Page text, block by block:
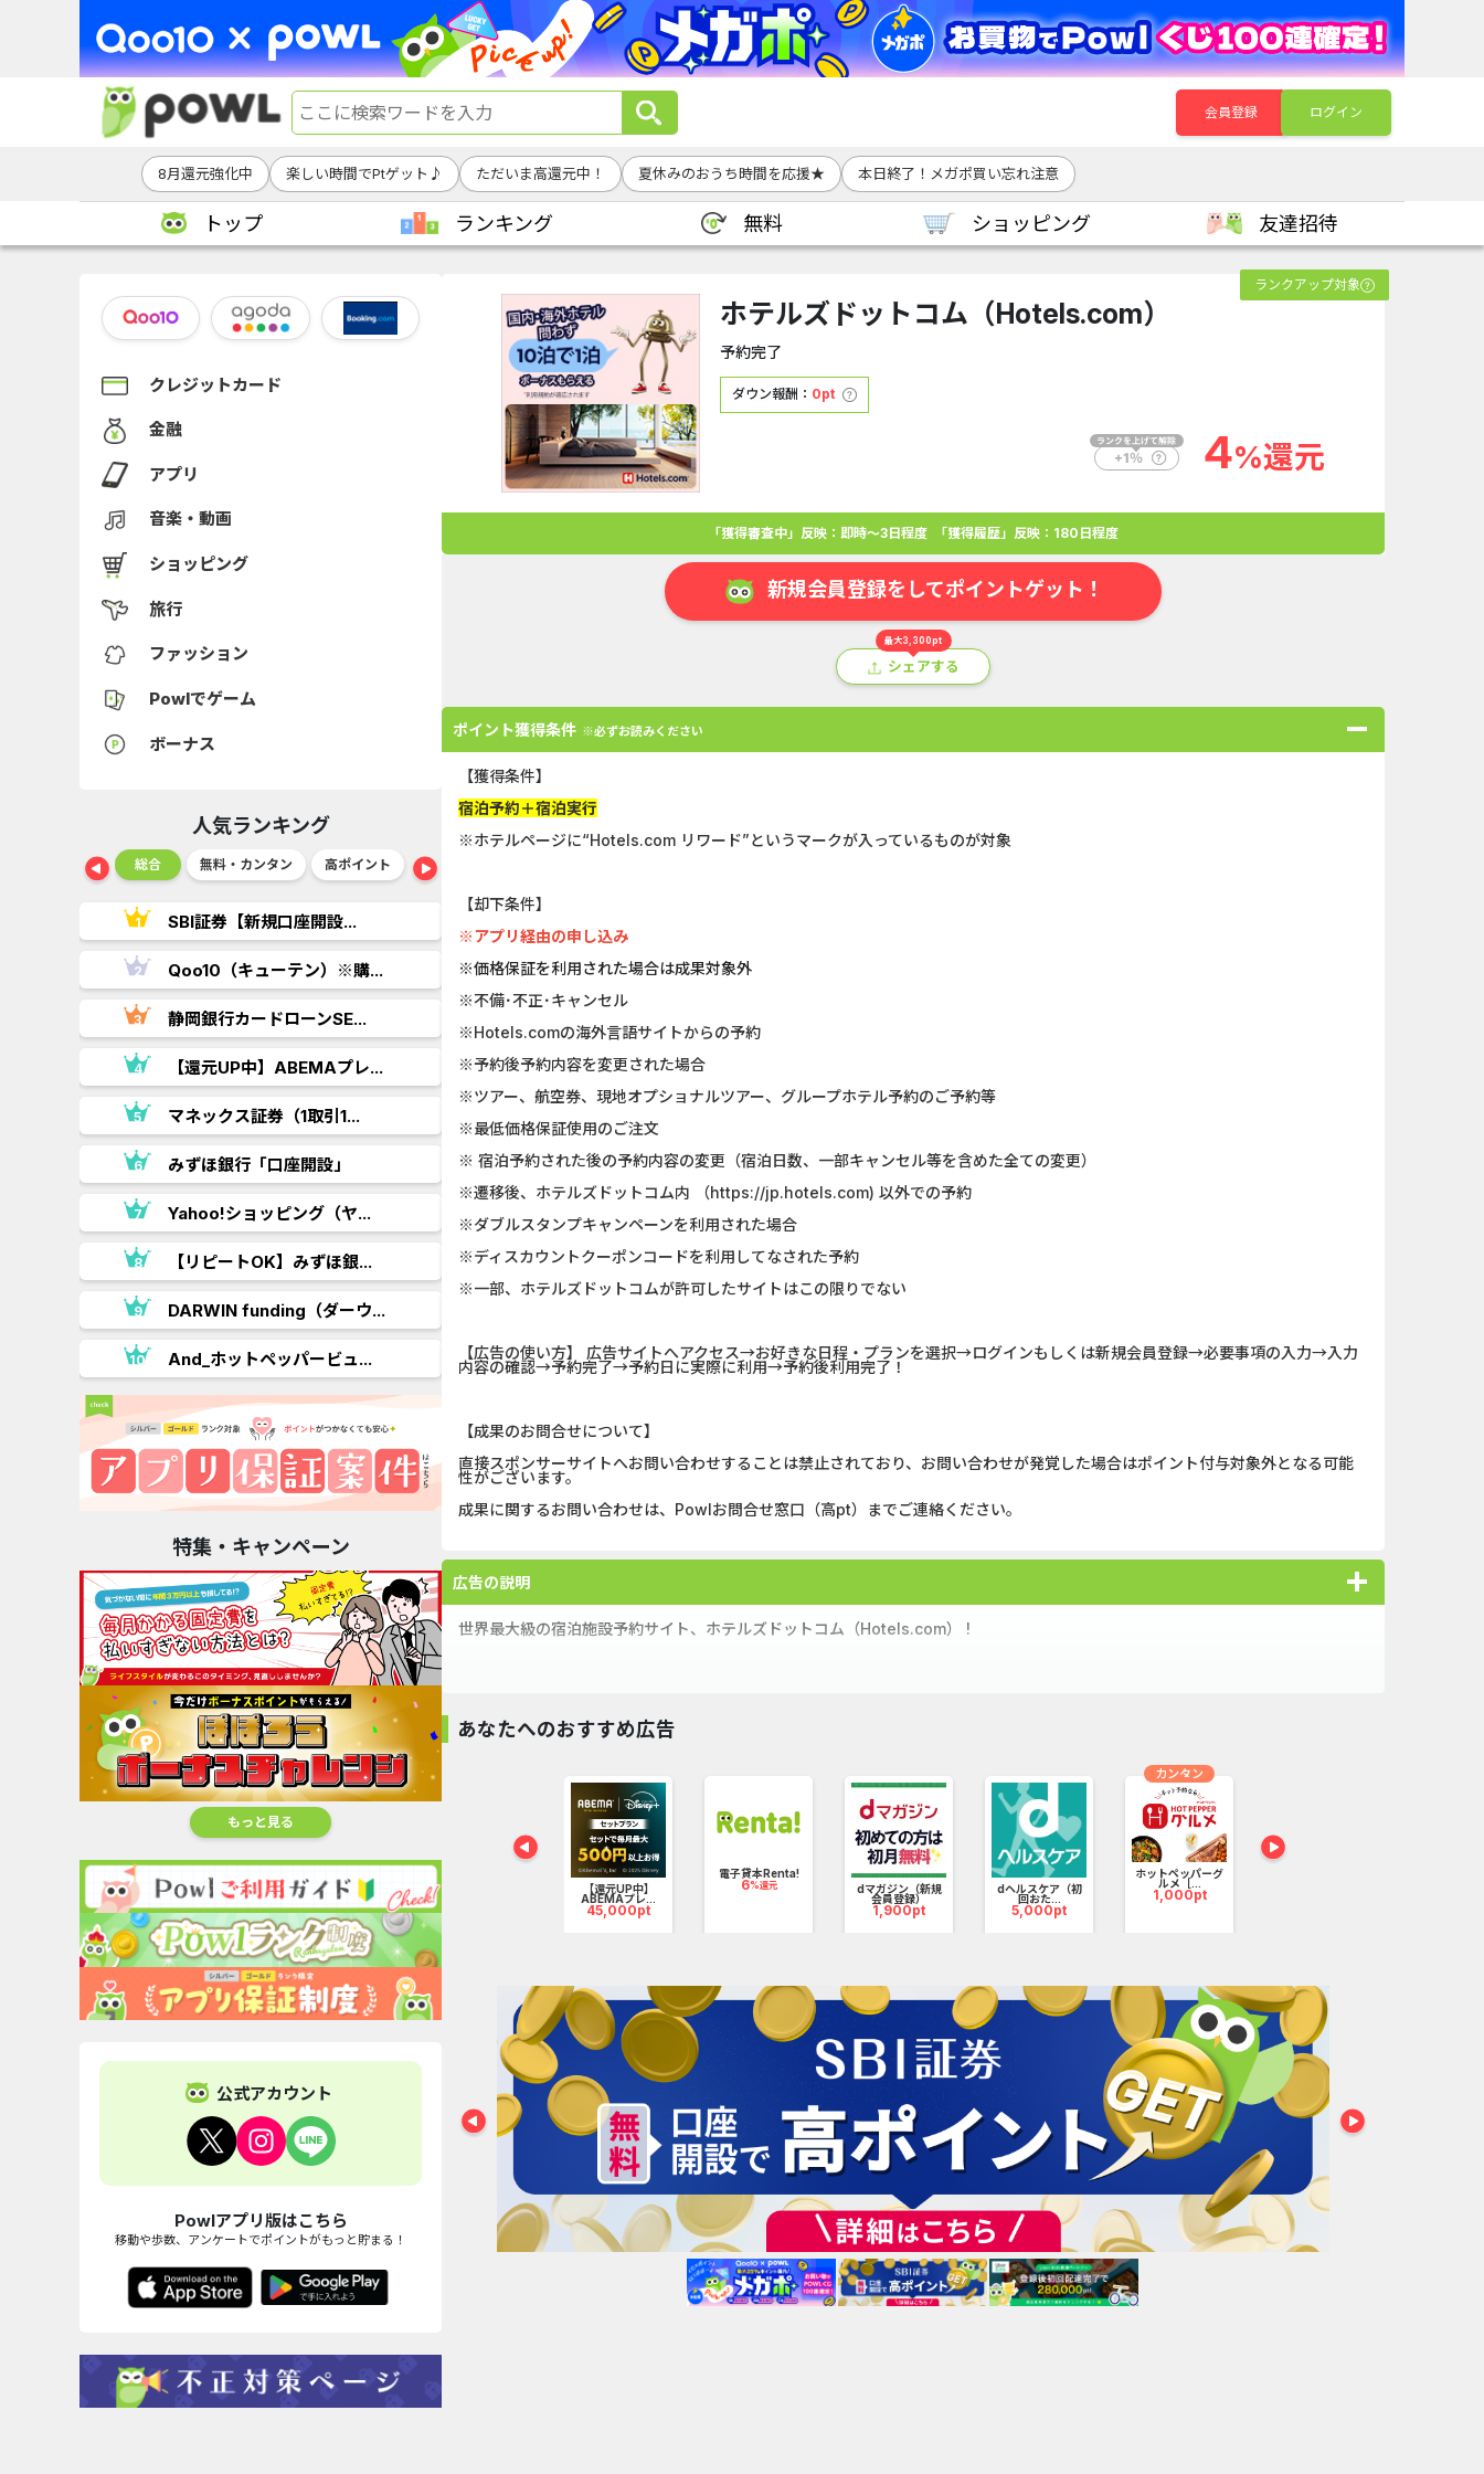
会員登録 ログイン
8月還元強化中 楽しい時間でPtゲット♪ ただいま高還元中！ 夏休みのおうち時間を応援★ 本日終了！メガポ買い忘れ注意
トップ ランキング 無料 ショッピング 友達招待
クレジットカード
金融
アプリ
音楽・動画
ショッピング
旅行
ファッション
Powlでゲーム
ボーナス
人気ランキング
ショッピング 総合 無料・カンタン 高ポイント ゲーム
SBI証券【新規口座開設...
Qoo10（キューテン）※購...
静岡銀行カードローンSE...
【還元UP中】ABEMAプレ...
マネックス証券（1取引1...
みずほ銀行「口座開設」
Yahoo!ショッピング（ヤ...
【リピートOK】みずほ銀...
DARWIN funding（ダーウ...
And_ホットペッパービュ...
GFS無料特別講座
DOOR賃貸
【Ipsos iSay】アンケー...
Nielsen（ニールセン）...
Nielsen（ニールセン）...
フランチャイズ比較.net
ホットペッパーグルメ［...
【リピートOK】みずほ銀...
Alterna Bank（オルタナ... Berry Factory Tycoon（...
特集・キャンペーン
もっと見る
公式アカウント
Powlアプリ版はこちら
移動や歩数、アンケートでポイントがもっと貯まる！
ランクアップ対象
ホテルズドットコム（Hotels.com）
予約完了
ダウン報酬： 0pt
4%還元
「獲得審査中」反映：即時～3日程度 「獲得履歴」反映：180日程度
新規会員登録をしてポイントゲット！
最大3,300pt
シェアする
ポイント獲得条件 ※必ずお読みください
【獲得条件】
宿泊予約＋宿泊実行
※ホテルページに“Hotels.com リワード”というマークが入っているものが対象
【却下条件】
※アプリ経由の申し込み
※価格保証を利用された場合は成果対象外
※不備･不正･キャンセル
※Hotels.comの海外言語サイトからの予約
※予約後予約内容を変更された場合
※ツアー、航空券、現地オプショナルツアー、グループホテル予約のご予約等
※最低価格保証使用のご注文
※ 宿泊予約された後の予約内容の変更（宿泊日数、一部キャンセル等を含めた全ての変更）
※遷移後、ホテルズドットコム内 （https://jp.hotels.com) 以外での予約
※ダブルスタンプキャンペーンを利用された場合
※ディスカウントクーポンコードを利用してなされた予約
※一部、ホテルズドットコムが許可したサイトはこの限りでない
【広告の使い方】 広告サイトへアクセス→お好きな日程・プランを選択→ログインもしくは新規会員登録→必要事項の入力→入力
内容の確認→予約完了→予約日に実際に利用→予約後利用完了！
【成果のお問合せについて】
直接スポンサーサイトへお問い合わせすることは禁止されており、お問い合わせが発覚した場合はポイント付与対象外となる可能
性がございます。
成果に関するお問い合わせは、Powlお問合せ窓口（高pt）までご連絡ください。
広告の説明
世界最大級の宿泊施設予約サイト、ホテルズドットコム（Hotels.com） !
日本を含めた世界中のホテルや旅館、一棟貸等の宿泊施設からお好みや目的に合ったぴったりの宿が探せる。
大人気のロイヤリティプログラム「Hotels.com™ リワード」では、ボーナスステイがあっという間に獲得できます !
あなたへのおすすめ広告
【還元大幅UP中】
8,500pt
【夏休み応援】
Hulu（フ...
22,000pt
オススメ
兵】店頭...
16,000pt 【初月100%以上 【還元UP中】
ABEMAプレ...
45,000pt
電子貸本Renta!
6%還元 dマガジン（新規
会員登録）
1,900pt
dヘルスケア（初
回おた...
5,000pt
ホットペッパーグ
ルメ［...
1,000pt
カンタン